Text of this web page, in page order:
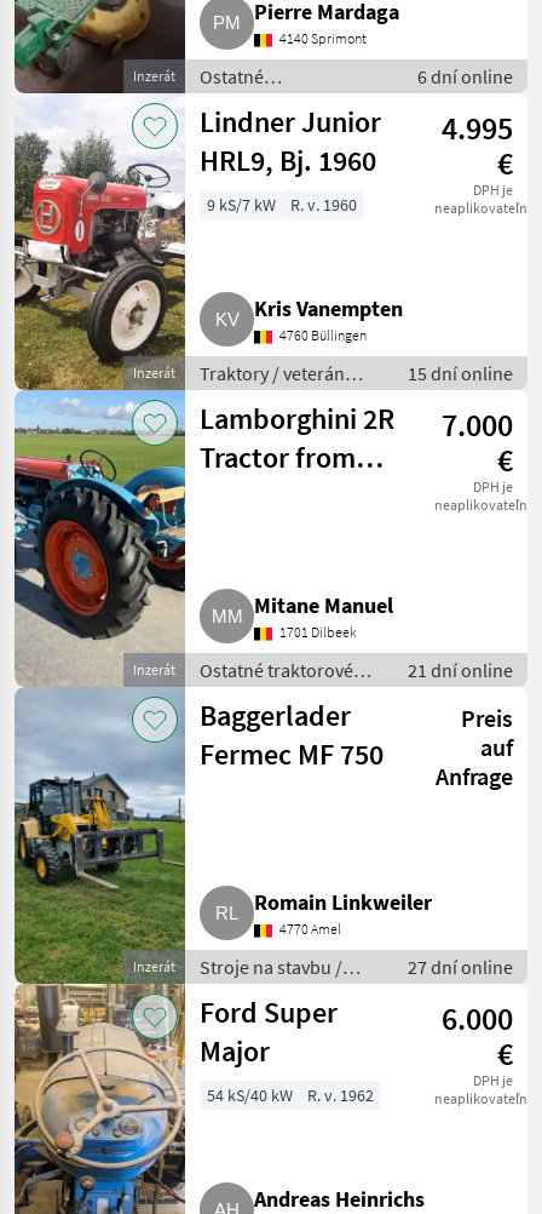
Inzerát
Pierre Mardaga
4140 Sprimont
Ostatné
poľnohospodárske
silové stroje / Motorové
rotačné kosačky
6 dní online
Inzerát
Lindner Junior
HRL9, Bj. 1960
4.995
€
DPH je
neaplikovateľné
9 kS/7 kW R. v. 1960
Kris Vanempten
4760 Büllingen
Traktory / veterán
traktory
15 dní online
Inzerát
Lamborghini 2R
Tractor from
7.000
€
DPH je
neaplikovateľné
Mitane Manuel
1701 Dilbeek
Ostatné traktorové
komponenty / Ostatné
silovo strojové
komponenty
21 dní online
Inzerát
Baggerlader
Fermec MF 750
Preis
auf
Anfrage
Romain Linkweiler
4770 Amel
Stroje na stavbu /
Ostatné stroje
stavebného priemyslu
27 dní online
Ford Super
Major
6.000
€
DPH je
neaplikovateľné
54 kS/40 kW R. v. 1962
Andreas Heinrichs